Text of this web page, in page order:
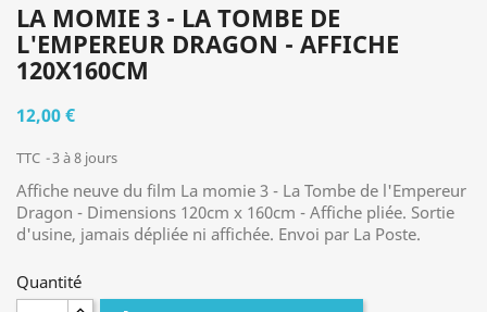
LA MOMIE 3 - LA TOMBE DE
L'EMPEREUR DRAGON - AFFICHE
120X160CM
12,00 €
TTC 3 à 8 jours
Affiche neuve du film La momie 3 - La Tombe de l'Empereur
Dragon - Dimensions 120cm x 160cm - Affiche pliée. Sortie
d'usine, jamais dépliée ni affichée. Envoi par La Poste.
Quantité